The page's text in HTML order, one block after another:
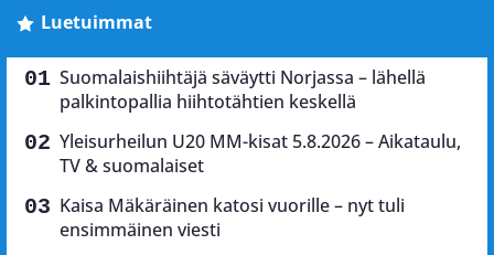
Luetuimmat
Suomalaishiihtäjä säväytti Norjassa – lähellä
palkintopallia hiihtotähtien keskellä
Yleisurheilun U20 MM-kisat 5.8.2026 – Aikataulu,
TV & suomalaiset
Kaisa Mäkäräinen katosi vuorille – nyt tuli
ensimmäinen viesti